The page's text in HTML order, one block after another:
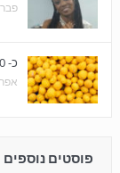
פברואר
כ- 300 ק"ג לימונים נגנבו במטע סמוך לקריית גת
אפריל
פוסטים נוספים